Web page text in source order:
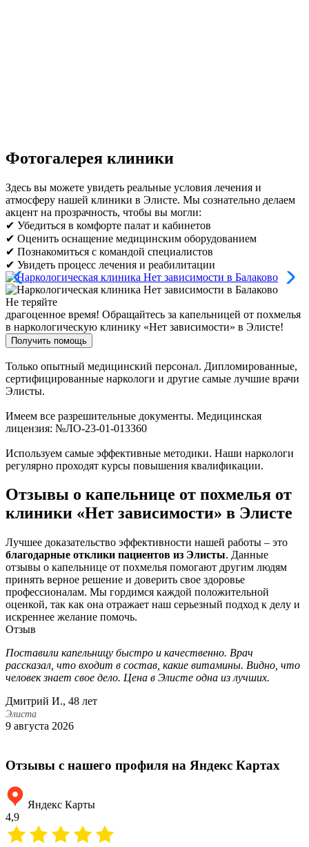
Фотогалерея клиники
Здесь вы можете увидеть реальные условия лечения и
атмосферу нашей клиники в Элисте. Мы сознательно делаем
акцент на прозрачность, чтобы вы могли:
✔ Убедиться в комфорте палат и кабинетов
✔ Оценить оснащение медицинским оборудованием
✔ Познакомиться с командой специалистов
✔ Увидеть процесс лечения и реабилитации
Не теряйте
драгоценное время! Обращайтесь за капельницей от похмелья
в наркологическую клинику «Нет зависимости» в Элисте!
Получить помощь
Только опытный медицинский персонал. Дипломированные,
сертифицированные наркологи и другие самые лучшие врачи
Элисты.
Имеем все разрешительные документы. Медицинская
лицензия: №ЛО-23-01-013360
Используем самые эффективные методики. Наши наркологи
регулярно проходят курсы повышения квалификации.
Отзывы о капельнице от похмелья от
клиники «Нет зависимости» в Элисте
Лучшее доказательство эффективности нашей работы – это
благодарные отклики пациентов из Элисты. Данные
отзывы о капельнице от похмелья помогают другим людям
принять верное решение и доверить свое здоровье
профессионалам. Мы гордимся каждой положительной
оценкой, так как она отражает наш серьезный подход к делу и
искреннее желание помочь.
Отзыв
Поставили капельницу быстро и качественно. Врач
рассказал, что входит в состав, какие витамины. Видно, что
человек знает свое дело. Цена в Элисте одна из лучших.
Дмитрий И., 48 лет
Элиста
9 августа 2026
Отзывы с нашего профиля на Яндекс Картах
Яндекс Карты
4,9